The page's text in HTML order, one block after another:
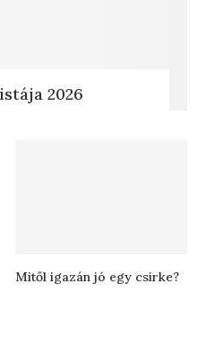
2026
Mitől igazán jó egy csirke?